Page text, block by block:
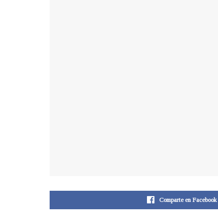
Comparte en Facebook